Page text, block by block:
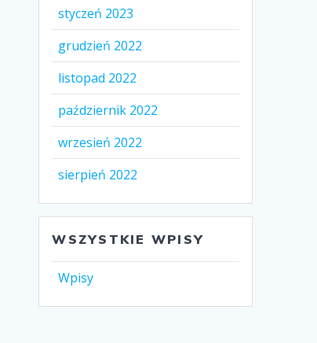
styczeń 2023
grudzień 2022
listopad 2022
październik 2022
wrzesień 2022
sierpień 2022
WSZYSTKIE WPISY
Wpisy